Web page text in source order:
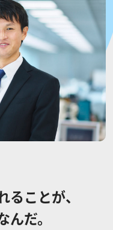
ことが、
だ。